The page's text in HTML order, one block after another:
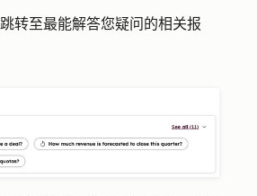
跳转至最能解答您疑问的相关报